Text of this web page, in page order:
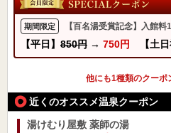
期間限定 【百名湯受賞記念】入館料
【平日】 850円 → 750円 【土日
他にも1種類のクーポ
近くのオススメ温泉クーポン
湯けむり屋敷 薬師の湯